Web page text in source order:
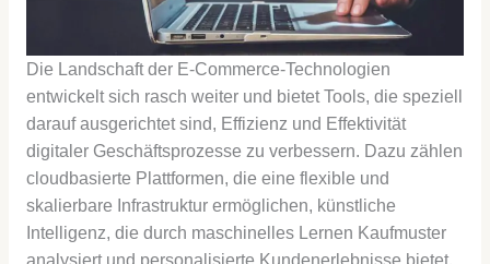
Die Landschaft der E-Commerce-Technologien
entwickelt sich rasch weiter und bietet Tools, die speziell
darauf ausgerichtet sind, Effizienz und Effektivität
digitaler Geschäftsprozesse zu verbessern. Dazu zählen
cloudbasierte Plattformen, die eine flexible und
skalierbare Infrastruktur ermöglichen, künstliche
Intelligenz, die durch maschinelles Lernen Kaufmuster